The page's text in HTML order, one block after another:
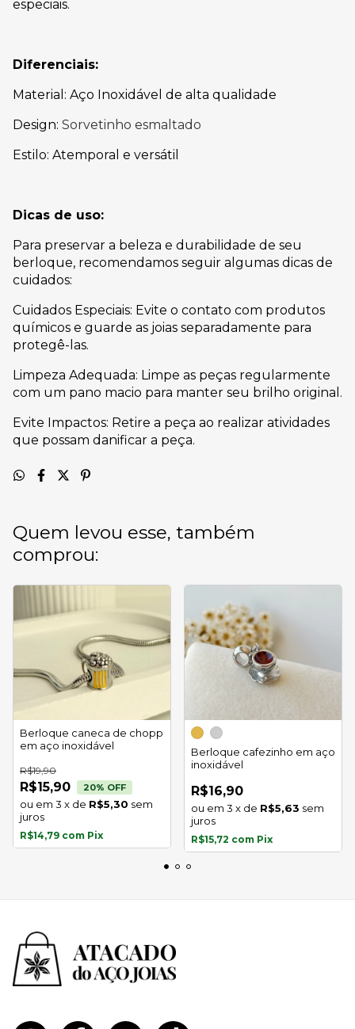
especiais.
Diferenciais:
Material: Aço Inoxidável de alta qualidade
Design: Sorvetinho esmaltado
Estilo: Atemporal e versátil
Dicas de uso:
Para preservar a beleza e durabilidade de seu
berloque, recomendamos seguir algumas dicas de
cuidados:
Cuidados Especiais: Evite o contato com produtos
químicos e guarde as joias separadamente para
protegê-las.
Limpeza Adequada: Limpe as peças regularmente
com um pano macio para manter seu brilho original.
Evite Impactos: Retire a peça ao realizar atividades
que possam danificar a peça.
Quem levou esse, também
comprou:
Berloque caneca de chopp
em aço inoxidável
R$15,90
R$19,90
20% OFF
3 x de R$5,30 sem
juros
R$14,79 com Pix
Berloque cafezinho em aço
inoxidável
R$16,90
3 x de R$5,63 sem
juros
R$15,72 com Pix